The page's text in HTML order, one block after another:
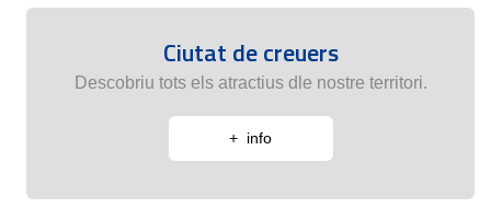
Ciutat de creuers
Descobriu tots els atractius dle nostre territori.
+ info